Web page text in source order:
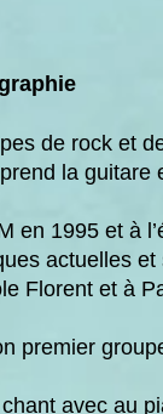
de rock et
la guitare
en 1995 et à
actuelles
Florent et à
premier
avec au